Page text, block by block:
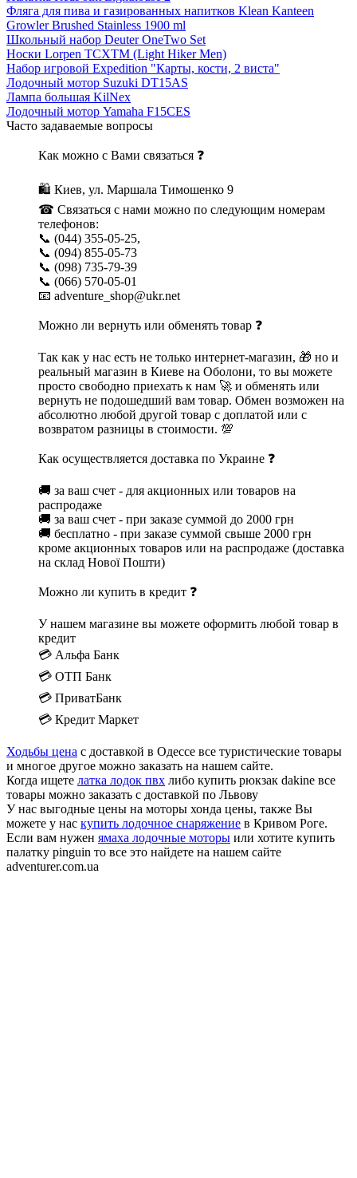
Фляга для пива и газированных напитков Klean Kanteen
Growler Brushed Stainless 1900 ml
Школьный набор Deuter OneTwo Set
Носки Lorpen TCXTM (Light Hiker Men)
Набор игровой Expedition "Карты, кости, 2 виста"
Лодочный мотор Suzuki DT15AS
Лампа большая KilNex
Лодочный мотор Yamaha F15CES
Часто задаваемые вопросы
Как можно с Вами связаться ❓
🛍 Киев, ул. Маршала Тимошенко 9
☎ Связаться с нами можно по следующим номерам
телефонов:
📞 (044) 355-05-25,
📞 (094) 855-05-73
📞 (098) 735-79-39
📞 (066) 570-05-01
📧 adventure_shop@ukr.net
Можно ли вернуть или обменять товар ❓
Так как у нас есть не только интернет-магазин, 🎁 но и
реальный магазин в Киеве на Оболони, то вы можете
просто свободно приехать к нам 🚀 и обменять или
вернуть не подошедший вам товар. Обмен возможен на
абсолютно любой другой товар с доплатой или с
возвратом разницы в стоимости. 💯
Как осуществляется доставка по Украине ❓
🚚 за ваш счет - для акционных или товаров на
распродаже
🚚 за ваш счет - при заказе суммой до 2000 грн
🚚 бесплатно - при заказе суммой свыше 2000 грн
кроме акционных товаров или на распродаже (доставка
на склад Нової Пошти)
Можно ли купить в кредит ❓
У нашем магазине вы можете оформить любой товар в
кредит
💳 Альфа Банк
💳 ОТП Банк
💳 ПриватБанк
💳 Кредит Маркет
Ходьбы цена с доставкой в Одессе все туристические товары
и многое другое можно заказать на нашем сайте.
Когда ищете латка лодок пвх либо купить рюкзак dakine все
товары можно заказать с доставкой по Львову
У нас выгодные цены на моторы хонда цены, также Вы
можете у нас купить лодочное снаряжение в Кривом Роге.
Если вам нужен ямаха лодочные моторы или хотите купить
палатку pinguin то все это найдете на нашем сайте
adventurer.com.ua